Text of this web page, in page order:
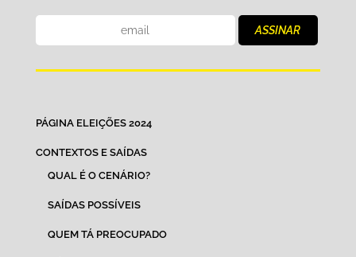
PÁGINA ELEIÇÕES 2024
CONTEXTOS E SAÍDAS
QUAL É O CENÁRIO?
SAÍDAS POSSÍVEIS
QUEM TÁ PREOCUPADO